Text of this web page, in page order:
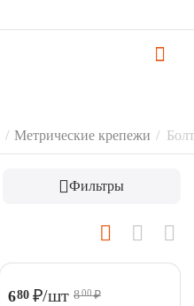
/ Метрические крепежи /
Фильтры
680 ₽/шт 800₽